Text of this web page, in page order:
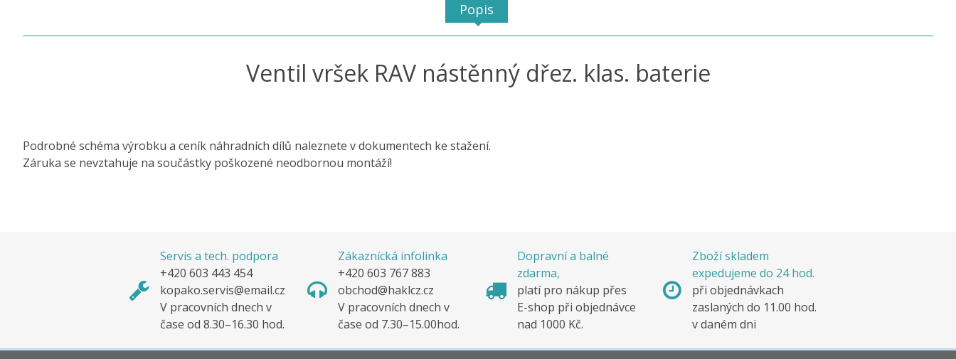
Popis
Ventil vršek RAV nástěnný dřez. klas. baterie
Podrobné schéma výrobku a ceník náhradních dílů naleznete v dokumentech ke stažení.
Záruka se nevztahuje na součástky poškozené neodbornou montáží!
Servis a tech. podpora
+420 603 443 454
kopako.servis@email.cz
V pracovních dnech v
čase od 8.30–16.30 hod.
Zákaznícká infolinka
+420 603 767 883
obchod@haklcz.cz
V pracovních dnech v
čase od 7.30–15.00hod.
Dopravní a balné
zdarma,
platí pro nákup přes
E-shop při objednávce
nad 1000 Kč.
Zboží skladem
expedujeme do 24 hod.
při objednávkach
zaslaných do 11.00 hod.
v daném dni